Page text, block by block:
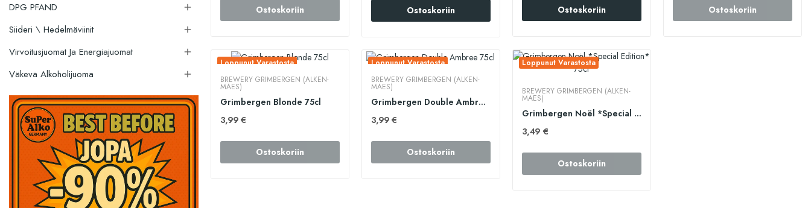
DPG PFAND

Siideri \ Hedelmäviinit 
Virvoitusjuomat Ja Energiajuomat 
Väkevä Alkoholijuoma 
Ostoskoriin Ostoskoriin Ostoskoriin Ostoskoriin
Loppunut Varastosta
BREWERY GRIMBERGEN (ALKEN-
MAES)
Grimbergen Blonde 75cl
3,99 €
Ostoskoriin
Loppunut Varastosta
BREWERY GRIMBERGEN (ALKEN-
MAES)
Grimbergen Double Ambree 75cl
3,99 €
Ostoskoriin
Loppunut Varastosta
BREWERY GRIMBERGEN (ALKEN-
MAES)
Grimbergen Noël *Special Edition* 75cl
3,49 €
Ostoskoriin